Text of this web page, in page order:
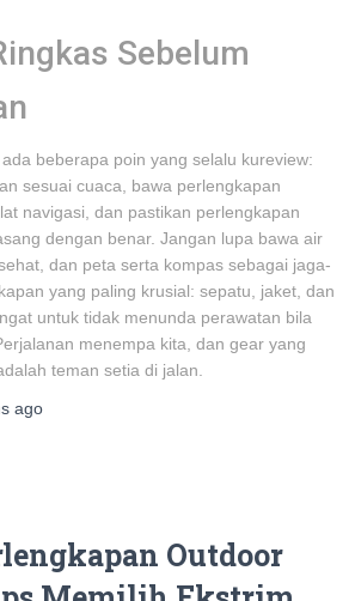
Sebelum
beberapa poin yang selalu kureview:
sesuai cuaca, bawa perlengkapan
navigasi, dan pastikan perlengkapan
dengan benar. Jangan lupa bawa air
dan peta serta kompas sebagai jaga-
yang paling krusial: sepatu, jaket, dan
untuk tidak menunda perawatan bila
menempa kita, dan gear yang
teman setia di jalan.
ago
Outdoor